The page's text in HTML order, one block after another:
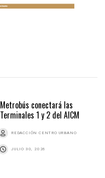
Metrobús conectará las
Terminales 1 y 2 del AICM
REDACCIÓN CENTRO URBANO
JULIO 30, 2026